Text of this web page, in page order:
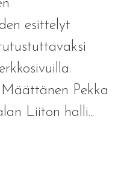
esittelyt
Pekka
Liiton halli...